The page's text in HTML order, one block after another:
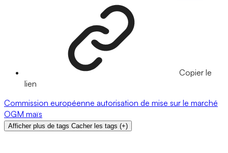
Copier le
lien
Commission européenne autorisation de mise sur le marché
OGM maïs
Afficher plus de tags Cacher les tags (+)